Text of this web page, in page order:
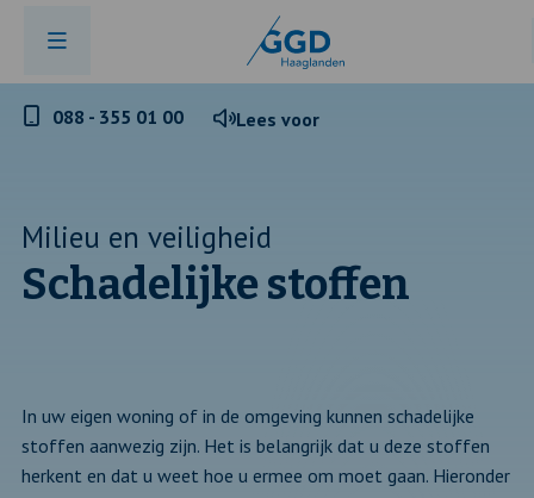
Telefoonnummer
088 - 355 01 00 Lees voor
Milieu en veiligheid
Schadelijke stoffen
In uw eigen woning of in de omgeving kunnen schadelijke
stoffen aanwezig zijn. Het is belangrijk dat u deze stoffen
herkent en dat u weet hoe u ermee om moet gaan. Hieronder